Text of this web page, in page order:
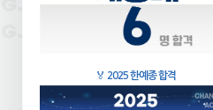
🏅 2025 한예종 합격